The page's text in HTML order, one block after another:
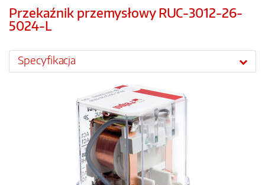
Przekaźnik przemysłowy RUC-3012-26-
5024-L
Specyfikacja